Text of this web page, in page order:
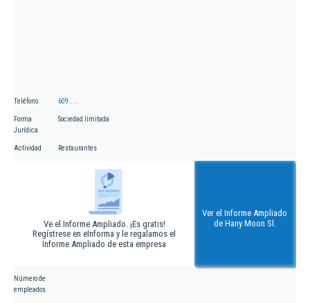
Teléfono 609.....
Forma
Jurídica
Sociedad limitada
Actividad Restaurantes
Ve el Informe Ampliado. ¡Es gratis!
Regístrese en eInforma y le regalamos el
Informe Ampliado de esta empresa
Ver el Informe Ampliado
de Hany Moon Sl.
Número de
empleados